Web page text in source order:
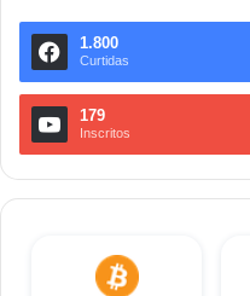
1.800
Curtidas
179
Inscritos